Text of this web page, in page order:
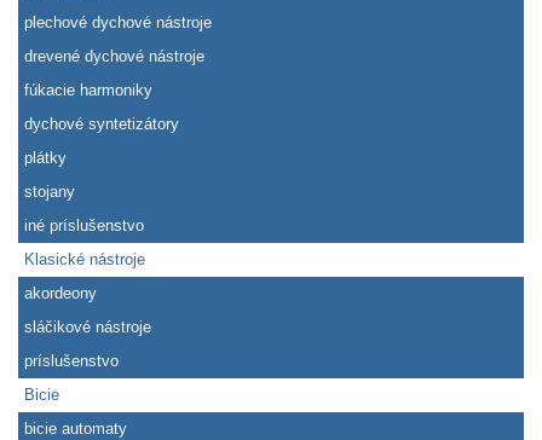
plechové dychové nástroje
drevené dychové nástroje
fúkacie harmoniky
dychové syntetizátory
plátky
stojany
iné príslušenstvo
Klasické nástroje
akordeony
sláčikové nástroje
príslušenstvo
Bicie
bicie automaty